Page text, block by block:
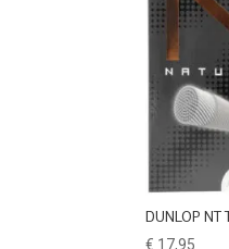
DUNLOP NT
€ 17,95